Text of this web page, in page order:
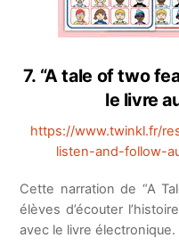
7. “A tale of two
le livre
https://www.twinkl.fr/
listen-and-follow-
Cette narration de “A
élèves d’écouter
avec le livre électronique.